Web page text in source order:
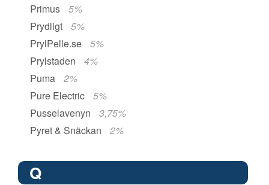
Primus
5%
Prydligt
5%
PrylPelle.se
5%
Prylstaden
4%
Puma
2%
Pure Electric
5%
Pusselavenyn
3,75%
Pyret & Snäckan
2%
Q